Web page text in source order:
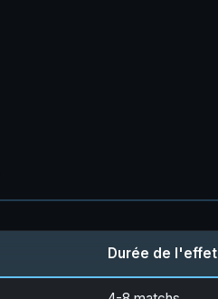
Durée de l'effet